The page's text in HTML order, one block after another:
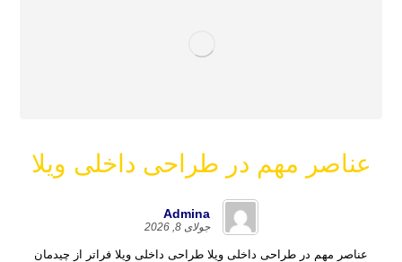
عناصر مهم در طراحی داخلی ویلا
Admina
جولای 8, 2026
عناصر مهم در طراحی داخلی ویلا طراحی داخلی ویلا فراتر از چیدمان